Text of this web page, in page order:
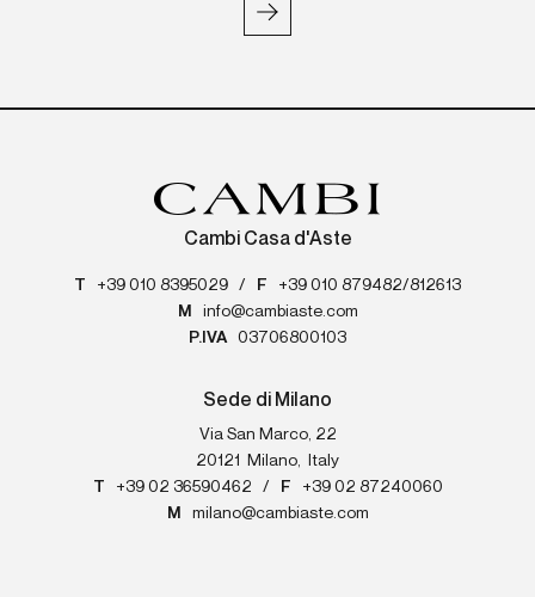
Cambi Casa d'Aste
T +39 010 8395029 / F
+39 010 879482/812613
M
info@cambiaste.com
P.IVA
03706800103
Sede di Milano
Via San Marco, 22
20121
Milano
Italy
T
+39 02 36590462 / F
+39 02 87240060
M
milano@cambiaste.com